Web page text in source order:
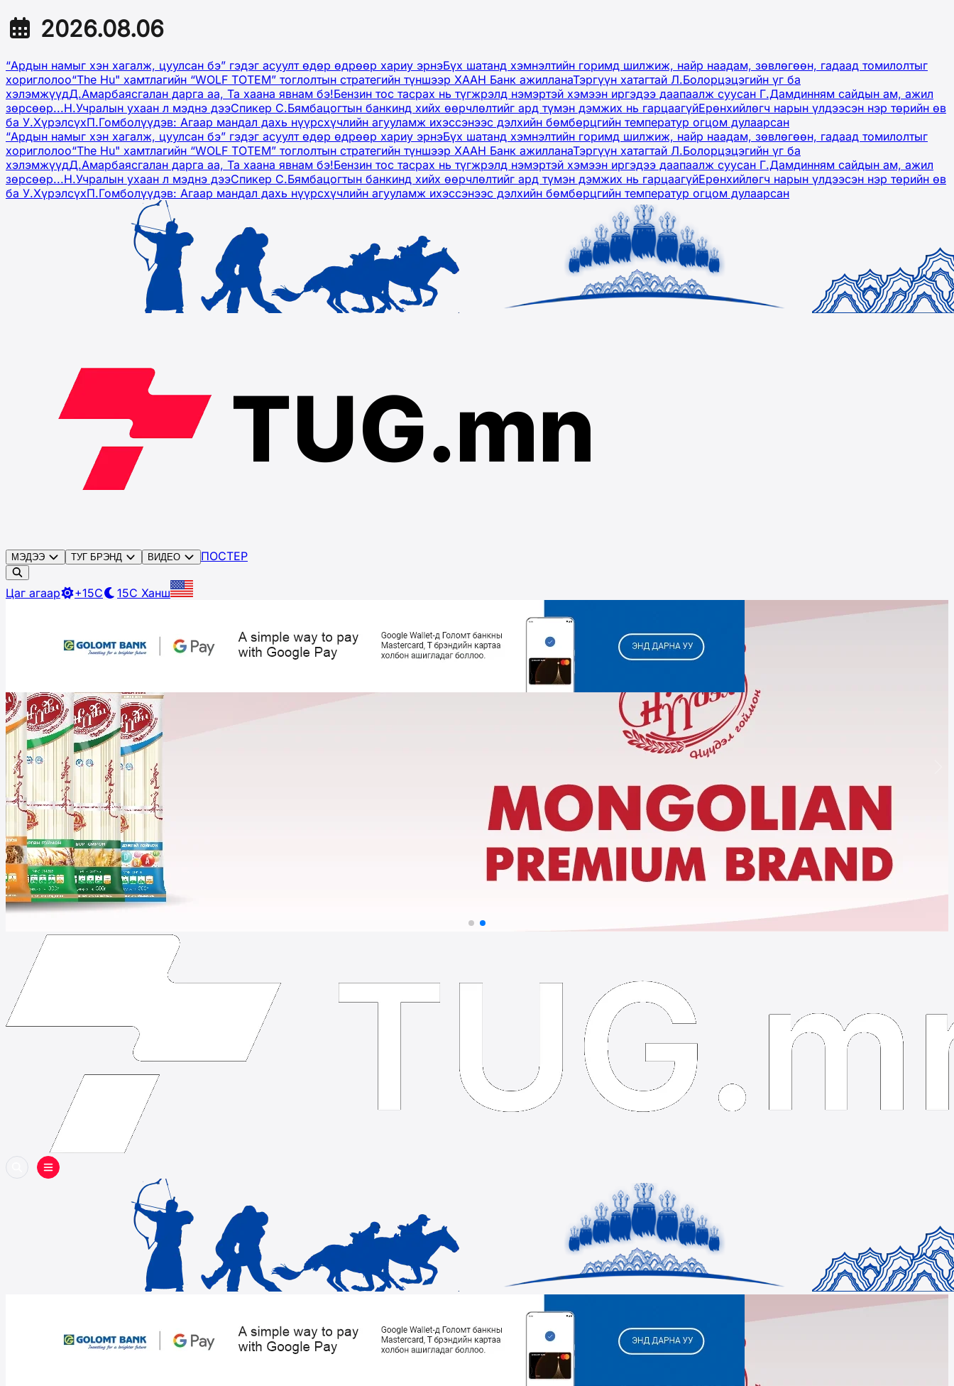
2026.08.06
“Ардын намыг хэн хагалж, цуулсан бэ” гэдэг асуулт өдөр өдрөөр хариу эрнэБүх шатанд хэмнэлтийн горимд шилжиж, найр наадам, зөвлөгөөн, гадаад томилолтыг
хориглолоо“The Hu" хамтлагийн “WOLF TOTEM” тоглолтын стратегийн түншээр ХААН Банк ажилланаТэргүүн хатагтай Л.Болорцэцэгийн үг ба
хэлэмжүүдД.Амарбаясгалан дарга аа, Та хаана явнам бэ!Бензин тос тасрах нь түгжрэлд нэмэртэй хэмээн иргэдээ даапаалж суусан Г.Дамдинням сайдын ам, ажил
зөрсөөр...Н.Учралын ухаан л мэднэ дээСпикер С.Бямбацогтын банкинд хийх өөрчлөлтийг ард түмэн дэмжих нь гарцаагүйЕрөнхийлөгч нарын үлдээсэн нэр төрийн өв
ба У.ХүрэлсүхП.Гомболүүдэв: Агаар мандал дахь нүүрсхүчлийн агууламж ихэссэнээс дэлхийн бөмбөрцгийн температур огцом дулаарсан
“Ардын намыг хэн хагалж, цуулсан бэ” гэдэг асуулт өдөр өдрөөр хариу эрнэБүх шатанд хэмнэлтийн горимд шилжиж, найр наадам, зөвлөгөөн, гадаад томилолтыг
хориглолоо“The Hu" хамтлагийн “WOLF TOTEM” тоглолтын стратегийн түншээр ХААН Банк ажилланаТэргүүн хатагтай Л.Болорцэцэгийн үг ба
хэлэмжүүдД.Амарбаясгалан дарга аа, Та хаана явнам бэ!Бензин тос тасрах нь түгжрэлд нэмэртэй хэмээн иргэдээ даапаалж суусан Г.Дамдинням сайдын ам, ажил
зөрсөөр...Н.Учралын ухаан л мэднэ дээСпикер С.Бямбацогтын банкинд хийх өөрчлөлтийг ард түмэн дэмжих нь гарцаагүйЕрөнхийлөгч нарын үлдээсэн нэр төрийн өв
ба У.ХүрэлсүхП.Гомболүүдэв: Агаар мандал дахь нүүрсхүчлийн агууламж ихэссэнээс дэлхийн бөмбөрцгийн температур огцом дулаарсан
МЭДЭЭ ТУГ БРЭНД ВИДЕО ПОСТЕР
Цаг агаар +15C 15C Ханш